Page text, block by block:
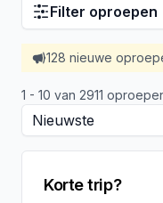
Filter oproepen
128 nieuwe
1 - 10 van 2911
Nieuwste
Korte trip?